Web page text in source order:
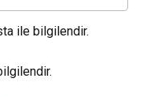
ile bilgilendir.